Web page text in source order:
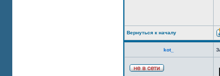
Вернуться к началу
kot_